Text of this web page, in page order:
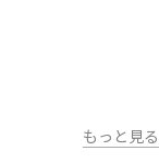
もっと見る